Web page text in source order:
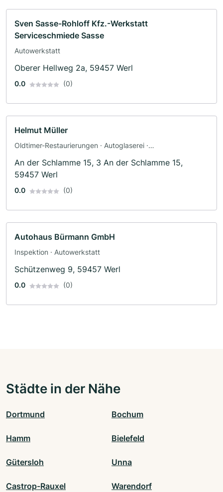
Sven Sasse-Rohloff Kfz.-Werkstatt
Serviceschmiede Sasse
Autowerkstatt
Oberer Hellweg 2a, 59457 Werl
0.0 (0)
Helmut Müller
Oldtimer-Restaurierungen · Autoglaserei ·
An der Schlamme 15, 3 An der Schlamme 15,
59457 Werl
0.0 (0)
Autohaus Bürmann GmbH
Inspektion · Autowerkstatt
Schützenweg 9, 59457 Werl
0.0 (0)
Städte in der Nähe
Dortmund Bochum
Hamm Bielefeld
Gütersloh Unna
Castrop-Rauxel Warendorf